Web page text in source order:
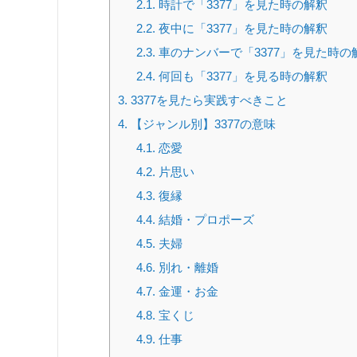
2.1. 時計で「3377」を見た時の解釈
2.2. 夜中に「3377」を見た時の解釈
2.3. 車のナンバーで「3377」を見た時の
2.4. 何回も「3377」を見る時の解釈
3. 3377を見たら実践すべきこと
4. 【ジャンル別】3377の意味
4.1. 恋愛
4.2. 片思い
4.3. 復縁
4.4. 結婚・プロポーズ
4.5. 夫婦
4.6. 別れ・離婚
4.7. 金運・お金
4.8. 宝くじ
4.9. 仕事